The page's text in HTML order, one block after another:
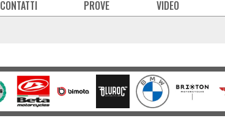
PROVE VIDEO